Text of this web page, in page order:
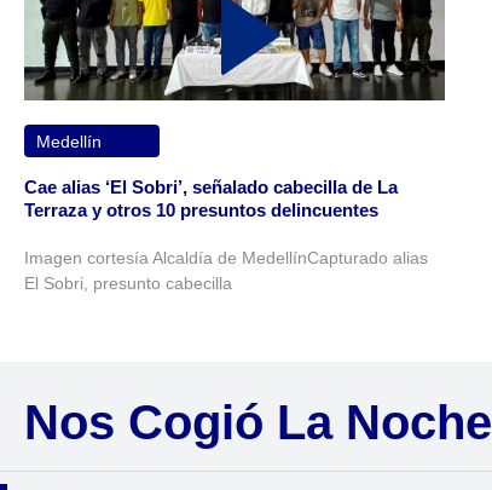
Medellín
Cae alias ‘El Sobri’, señalado cabecilla de La
Terraza y otros 10 presuntos delincuentes
Imagen cortesía Alcaldía de MedellínCapturado alias
El Sobri, presunto cabecilla
Nos Cogió La Noche